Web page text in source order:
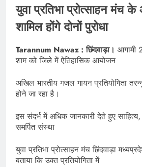
युवा प्रतिभा प्रोत्साहन मंच
शामिल होंगे दोनों पुरोधा
Tarannum Nawaz : छिंदवाड़ा। आगामी
शाम को जिले में ऐतिहासिक आयोजन
अखिल भारतीय गजल गायन प्रतियोगिता
होने जा रहा है।
इस संदर्भ में अधिक जानकारी देते हुए
समर्पित संस्था
युवा प्रतिभा प्रोत्साहन मंच छिंदवाड़ा
बताया कि उक्त प्रतियोगिता में